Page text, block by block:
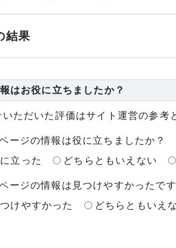
結果
はお役に立ちましたか？
いただいた評価はサイト運営の参考
ージの情報は役に立ちましたか？
立った
どちらともいえない
ージの情報は見つけやすかったです
けやすかった
どちらともいえ